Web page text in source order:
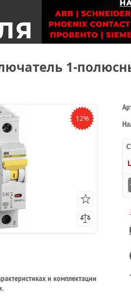
1-
12%
и комплектации